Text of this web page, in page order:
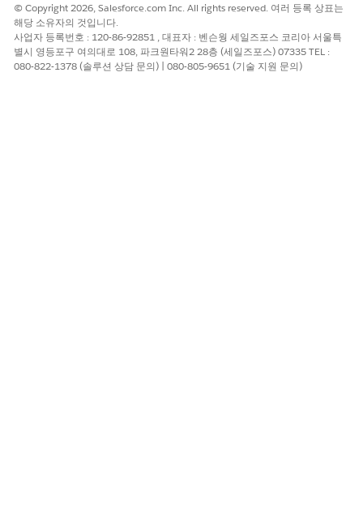
© Copyright 2026, Salesforce.com Inc. All rights reserved. 여러 등록 상표는
해당 소유자의 것입니다.
사업자 등록번호 : 120-86-92851 , 대표자 : 벤슨웡 세일즈포스 코리아 서울특
별시 영등포구 여의대로 108, 파크원타워2 28층 (세일즈포스) 07335 TEL :
080-822-1378 (솔루션 상담 문의) | 080-805-9651 (기술 지원 문의)